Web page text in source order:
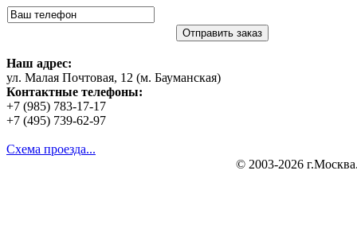
Отправить заказ
Наш адрес:
ул. Малая Почтовая, 12 (м. Бауманская)
Контактные телефоны:
+7 (985) 783-17-17
+7 (495) 739-62-97
Схема проезда...
© 2003-2026